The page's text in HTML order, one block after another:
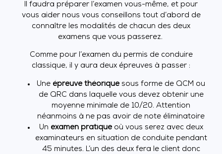
Il faudra préparer l’examen vous-même, et pour
vous aider nous vous conseillons tout d’abord de
connaître les modalités de chacun des deux
examens que vous passerez.
Comme pour l’examen du permis de conduire
classique, il y aura deux épreuves à passer :
Une épreuve théorique sous forme de QCM ou
de QRC dans laquelle vous devez obtenir une
moyenne minimale de 10/20. Attention
néanmoins à ne pas avoir de note éliminatoire
Un examen pratiqueoù vous serez avec deux
examinateurs en situation de conduite pendant
45 minutes. L’un des deux fera le client donc